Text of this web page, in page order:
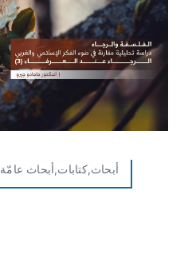
أبحاث,كتابات,أبحاث عامّة